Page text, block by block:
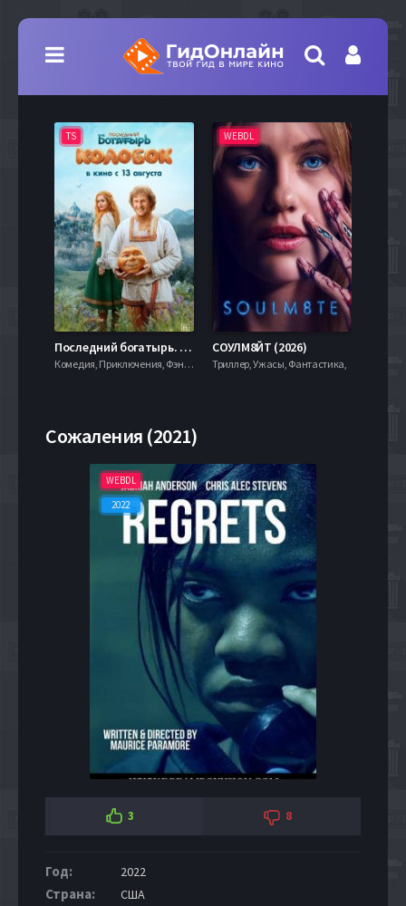
TS
Последний богатырь. Колобок (2026)
Комедия, Приключения, Фэнтези,
WEBDL
СОУЛМ8ЙТ (2026)
Триллер, Ужасы, Фантастика,
Сожаления (2021)
WEBDL
2022
3 8
Год: 2022
Страна: США